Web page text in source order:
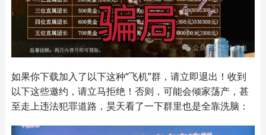
如果你下载加入了以下这种“飞机”群，请立即退出！收到
以下这些邀约，请立马拒绝！否则，可能会倾家荡产，甚
至走上违法犯罪道路，昊天看了一下群里也是全靠洗脑：